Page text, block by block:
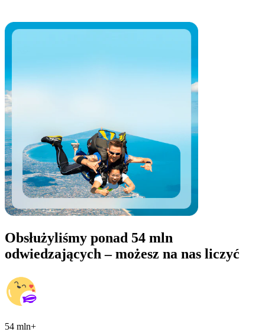
Obsłużyliśmy ponad 54 mln
odwiedzających – możesz na nas liczyć
54 mln+